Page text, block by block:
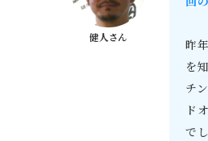
昨
を
チ
ド
で